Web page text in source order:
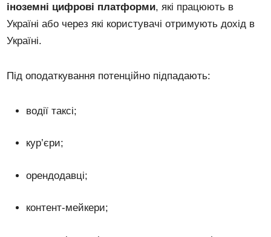
іноземні цифрові платформи, які працюють в
Україні або через які користувачі отримують дохід в
Україні.
Під оподаткування потенційно підпадають:
водії таксі;
кур’єри;
орендодавці;
контент-мейкери;